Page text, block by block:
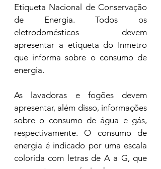
Etiqueta Nacional de Conservação
de Energia. Todos os
eletrodomésticos devem
apresentar a etiqueta do Inmetro
que informa sobre o consumo de
energia.
As lavadoras e fogões devem
apresentar, além disso, informações
sobre o consumo de água e gás,
respectivamente. O consumo de
energia é indicado por uma escala
colorida com letras de A a G, que